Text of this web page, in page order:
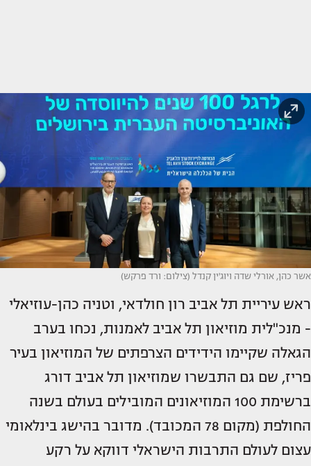
אשר כהן, אורלי שדה ויוג'ין קנדל (צילום: ורד פרקש)
ראש עיריית תל אביב רון חולדאי, וטניה כהן-עוזיאלי
- מנכ"לית מוזיאון תל אביב לאמנות, נכחו בערב
הגאלה שקיימו הידידים הצרפתים של המוזיאון בעיר
פריז, שם גם התבשרו שמוזיאון תל אביב דורג
ברשימת 100 המוזיאונים המובילים בעולם בשנה
החולפת (מקום 78 המכובד). מדובר בהישג בינלאומי
עצום לעולם התרבות הישראלי דווקא על רקע